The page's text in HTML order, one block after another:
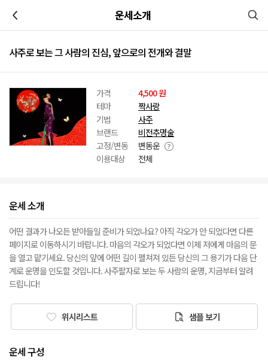
운세소개
사주로 보는 그 사람의 진심, 앞으로의 전개와 결말
가격
4,500 원
테마
짝사랑
기법
사주
브랜드
비전추명술
고정/변동
변동운
이용대상
전체
운세 소개
어떤 결과가 나오든 받아들일 준비가 되었나요? 아직 각오가 안 되었다면 다른
페이지로 이동하시기 바랍니다. 마음의 각오가 되었다면 이제 저에게 마음의 문
을 열고 맡기세요. 당신의 앞에 어떤 길이 펼쳐져 있든 당신의 그 용기가 다음 단
계로 운명을 인도할 것입니다. 사주팔자로 보는 두 사람의 운명, 지금부터 알려
드립니다!
위시리스트 샘플 보기
운세 구성